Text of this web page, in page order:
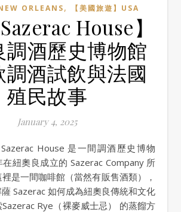
ORLEANS, 【美國旅遊】USA
House】
調酒歷史博物館
調酒試飲與法國
殖民故事
January 4, 2025
紐奧良成立的 Sazerac Company 所
是一間咖啡館（當然有販售酒類），
Sazerac 如何成為紐奧良傳統和文化
Rye（裸麥威士忌） 的蒸餾方